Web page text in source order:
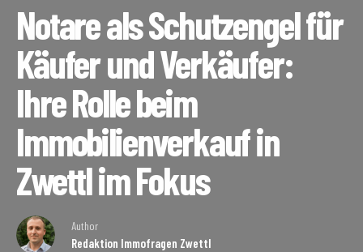
Notare als Schutzengel für
Käufer und Verkäufer:
Ihre Rolle beim
Immobilienverkauf in
Zwettl im Fokus
Author
Redaktion Immofragen Zwettl